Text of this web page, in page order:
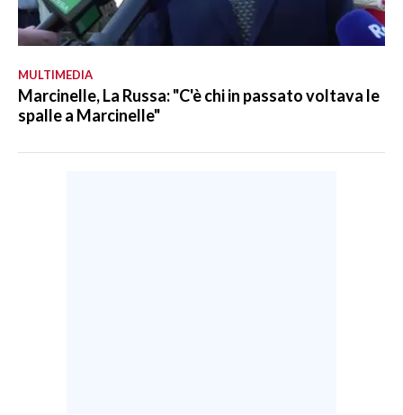
MULTIMEDIA
Marcinelle, La Russa: "C'è chi in passato voltava le
spalle a Marcinelle"